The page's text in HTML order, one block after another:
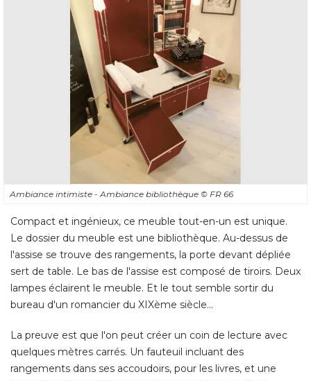
Ambiance intimiste - Ambiance bibliothèque
Compact et ingénieux, ce meuble tout-en-un est unique.
Le dossier du meuble est une bibliothèque. Au-dessus de
l'assise se trouve des rangements, la porte devant dépliée
lampes éclairent le meuble. Et le tout semble sortir du
bureau d'un romancier du XIXème siècle...
La preuve est que l'on peut créer un coin de lecture avec
quelques mètres carrés. Un fauteuil incluant des
rangements dans ses accoudoirs, pour les livres, et une
ébauche. Ici, une tablette pratique s'ajoute, qui peut être
remplacée par un bout de canapé ou un tabouret
transformé en petite table basse.